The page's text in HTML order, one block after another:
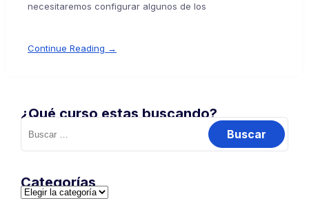
necesitaremos configurar algunos de los
Continue Reading →
¿Qué curso estas buscando?
Buscar:
Categorías
Categorías